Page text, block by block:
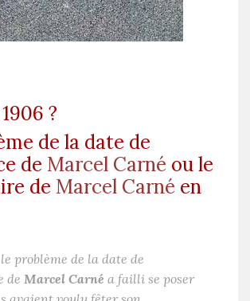
?
de la date de
de Marcel Carné ou le
de Marcel Carné en
problème de la date de
de Marcel Carné a failli se poser